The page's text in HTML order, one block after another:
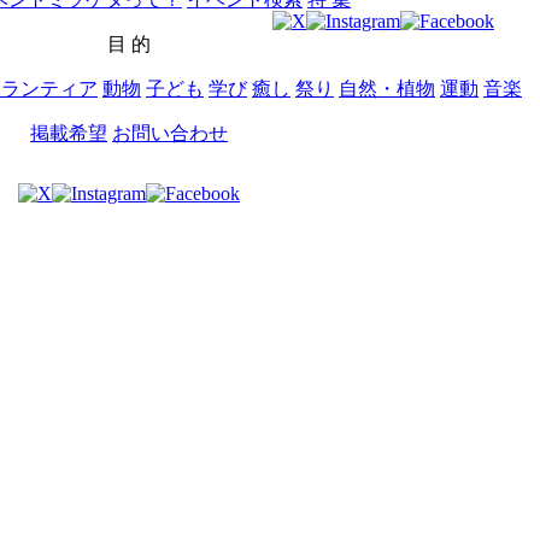
目 的
ンティア 動物 子ども 学び 癒し 祭り 自然・植物 運動 音楽
掲載希望 お問い合わせ